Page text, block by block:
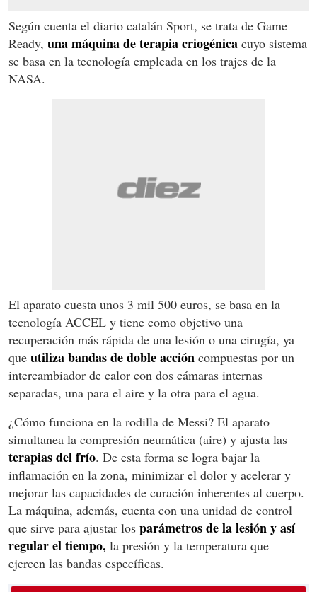
Según cuenta el diario catalán Sport, se trata de Game
Ready, una máquina de terapia criogénica cuyo sistema
se basa en la tecnología empleada en los trajes de la
NASA.
El aparato cuesta unos 3 mil 500 euros, se basa en la
tecnología ACCEL y tiene como objetivo una
recuperación más rápida de una lesión o una cirugía, ya
que utiliza bandas de doble acción compuestas por un
intercambiador de calor con dos cámaras internas
separadas, una para el aire y la otra para el agua.
¿Cómo funciona en la rodilla de Messi? El aparato
simultanea la compresión neumática (aire) y ajusta las
terapias del frío. De esta forma se logra bajar la
inflamación en la zona, minimizar el dolor y acelerar y
mejorar las capacidades de curación inherentes al cuerpo.
La máquina, además, cuenta con una unidad de control
que sirve para ajustar los parámetros de la lesión y así
regular el tiempo, la presión y la temperatura que
ejercen las bandas específicas.